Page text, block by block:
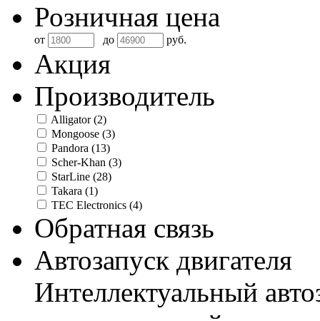
Розничная цена
от до руб.
Акция
Производитель
Alligator(2)
Mongoose (3)
Pandora (13)
Scher-Khan (3)
StarLine (28)
Takara (1)
TEC Electronics (4)
Обратная связь
Автозапуск двигателя
Интеллектуальный